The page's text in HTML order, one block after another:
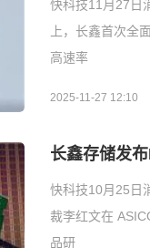
快科技11月27日
上，长鑫首次全
高速率
2025-11-27 12:10
长鑫存储发
快科技10月25日
裁李红文在
品研